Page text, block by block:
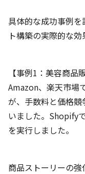
具体的な成功事例を
ト構築の実際的な
【事例1：美容商品
Amazon、楽天市場
が、手数料と価格
いました。Shopify
を実行しました。
商品ストーリーの